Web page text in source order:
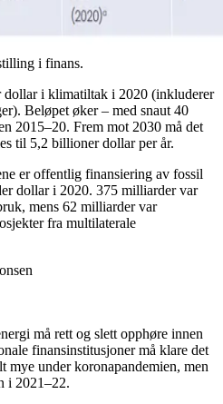
i finans.
dollar i klimatiltak i 2020 (inkluderer
Beløpet øker – med snaut 40
2015–20. Frem mot 2030 må det
til 5,2 billioner dollar per år.
er offentlig finansiering av fossil
dollar i 2020. 375 milliarder var
mens 62 milliarder var
fra multilaterale
må rett og slett opphøre innen
finansinstitusjoner må klare det
mye under koronapandemien, men
i 2021–22.